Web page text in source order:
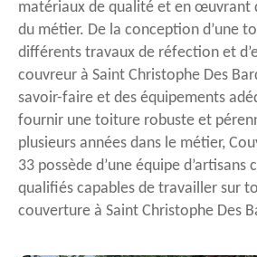
matériaux de qualité et en œuvrant
du métier. De la conception d’une
différents travaux de réfection et
couvreur à Saint Christophe Des
savoir-faire et des équipements
fournir une toiture robuste et
plusieurs années dans le métier,
33 possède d’une équipe d’artisans
qualifiés capables de travailler sur
couverture à Saint Christophe Des